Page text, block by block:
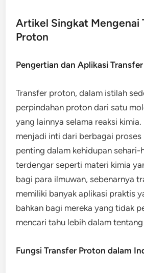
Artikel Singkat Mengenai
Proton
Pengertian dan Aplikasi
Transfer proton, dalam istilah
perpindahan proton dari satu
yang lainnya selama reaksi kimia.
menjadi inti dari berbagai proses
penting dalam kehidupan sehari-
terdengar seperti materi kimia
bagi para ilmuwan, sebenarnya
memiliki banyak aplikasi praktis
bahkan bagi mereka yang tidak
mencari tahu lebih dalam tentang
Fungsi Transfer Proton dalam